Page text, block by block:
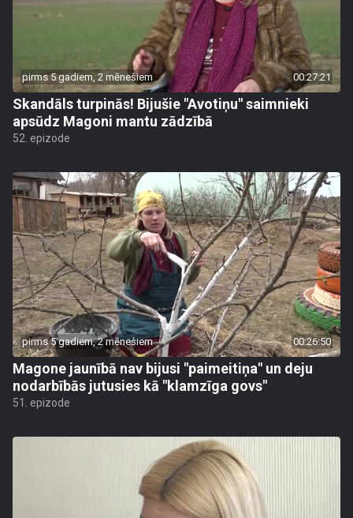
pirms 5 gadiem, 2 mēnešiem 00:27:21
Skandāls turpinās! Bijušie "Avotiņu" saimnieki
apsūdz Magoni mantu zādzībā
52. epizode
pirms 5 gadiem, 2 mēnešiem 00:26:50
Magone jaunībā nav bijusi "paimeitiņa" un deju
nodarbībās jutusies kā "klamzīga govs"
51. epizode